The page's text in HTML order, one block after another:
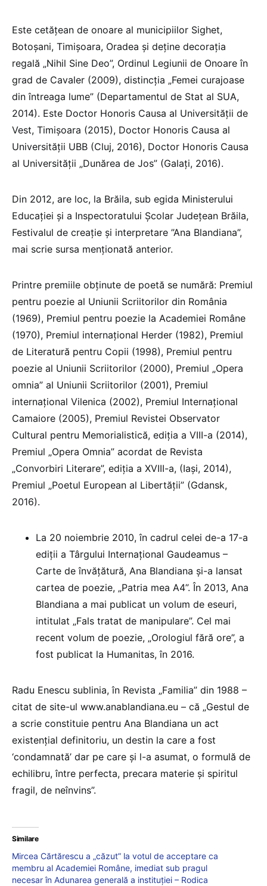
Este cetăţean de onoare al municipiilor Sighet,
Botoşani, Timişoara, Oradea şi deţine decoraţia
regală „Nihil Sine Deo”, Ordinul Legiunii de Onoare în
grad de Cavaler (2009), distincţia „Femei curajoase
din întreaga lume” (Departamentul de Stat al SUA,
2014). Este Doctor Honoris Causa al Universităţii de
Vest, Timişoara (2015), Doctor Honoris Causa al
Universităţii UBB (Cluj, 2016), Doctor Honoris Causa
al Universităţii „Dunărea de Jos” (Galaţi, 2016).
Din 2012, are loc, la Brăila, sub egida Ministerului
Educaţiei şi a Inspectoratului Şcolar Judeţean Brăila,
Festivalul de creaţie şi interpretare ”Ana Blandiana”,
mai scrie sursa menţionată anterior.
Printre premiile obţinute de poetă se numără: Premiul
pentru poezie al Uniunii Scriitorilor din România
(1969), Premiul pentru poezie la Academiei Române
(1970), Premiul internaţional Herder (1982), Premiul
de Literatură pentru Copii (1998), Premiul pentru
poezie al Uniunii Scriitorilor (2000), Premiul „Opera
omnia” al Uniunii Scriitorilor (2001), Premiul
internaţional Vilenica (2002), Premiul Internaţional
Camaiore (2005), Premiul Revistei Observator
Cultural pentru Memorialistică, ediţia a VIII-a (2014),
Premiul „Opera Omnia” acordat de Revista
„Convorbiri Literare”, ediţia a XVIII-a, (Iaşi, 2014),
Premiul „Poetul European al Libertăţii” (Gdansk,
2016).
La 20 noiembrie 2010, în cadrul celei de-a 17-a
ediţii a Târgului Internaţional Gaudeamus –
Carte de învăţătură, Ana Blandiana şi-a lansat
cartea de poezie, „Patria mea A4”. În 2013, Ana
Blandiana a mai publicat un volum de eseuri,
intitulat „Fals tratat de manipulare”. Cel mai
recent volum de poezie, „Orologiul fără ore”, a
fost publicat la Humanitas, în 2016.
Radu Enescu sublinia, în Revista „Familia” din 1988 –
citat de site-ul www.anablandiana.eu – că „Gestul de
a scrie constituie pentru Ana Blandiana un act
existenţial definitoriu, un destin la care a fost
‘condamnată’ dar pe care şi l-a asumat, o formulă de
echilibru, între perfecta, precara materie şi spiritul
fragil, de neînvins”.
Similare
Mircea Cărtărescu a „căzut” la votul de acceptare ca
membru al Academiei Române, imediat sub pragul
necesar în Adunarea generală a instituției – Rodica